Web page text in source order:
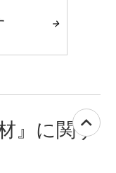
』に関す